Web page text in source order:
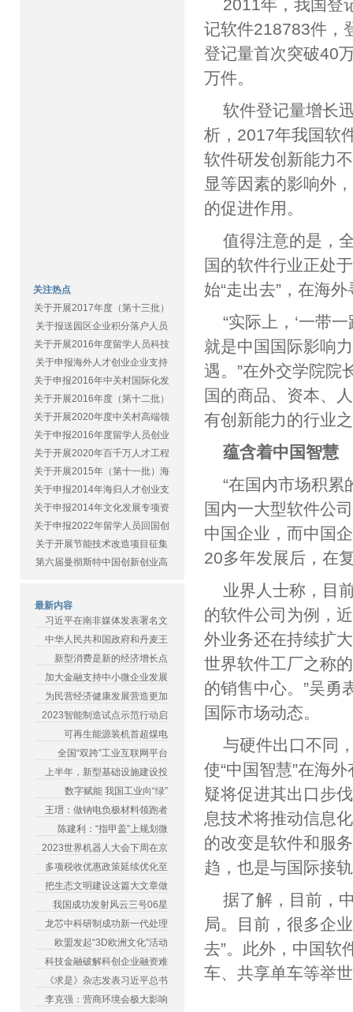
关注热点
关于开展2017年度（第十三批）
关于报送园区企业积分落户人员
关于开展2016年度留学人员科技
关于申报海外人才创业企业支持
关于申报2016年中关村国际化发
关于开展2016年度（第十二批）
关于开展2020年度中关村高端领
关于申报2016年度留学人员创业
关于开展2020年百千万人才工程
关于开展2015年（第十一批）海
关于申报2014年海归人才创业支
关于申报2014年文化发展专项资
关于申报2022年留学人员回国创
关于开展节能技术改造项目征集
第六届曼彻斯特中国创新创业高
最新内容
习近平在南非媒体发表署名文
中华人民共和国政府和丹麦王
新型消费是新的经济增长点
加大金融支持中小微企业发展
为民营经济健康发展营造更加
2023智能制造试点示范行动启
可再生能源装机首超煤电
全国“双跨”工业互联网平台
上半年，新型基础设施建设投
数字赋能 我国工业向“绿”
王瑨：做钠电负极材料领跑者
陈建利：“指甲盖”上规划微
2023世界机器人大会下周在京
多项税收优惠政策延续优化至
把生态文明建设这篇大文章做
我国成功发射风云三号06星
龙芯中科研制成功新一代处理
欧盟发起“3D欧洲文化”活动
科技金融破解科创企业融资难
《求是》杂志发表习近平总书
李克强：营商环境会极大影响
2011年，我国登
记软件218783件，
登记量首次突破40
万件。
软件登记量增长
析，2017年我国软
软件研发创新能力
显等因素的影响外
的促进作用。
值得注意的是，
国的软件行业正处
始“走出去”，在海
“实际上，‘一带
就是中国国际影响
遇。”在外交学院院
国的商品、资本、
有创新能力的行业
蕴含着中国
“在国内市场积累
国内一大型软件公
中国企业，而中国
20多年发展后，
业界人士称，目
的软件公司为例，
外业务还在持续扩
世界软件工厂之称
的销售中心。”吴勇
国际市场动态
与硬件出口不同
使“中国智慧”在海
疑将促进其出口步
息技术将推动信息
的改变是软件和服
趋，也是与国际
据了解，目前，
局。目前，很多企
去”。此外，中国软
车、共享单车等举